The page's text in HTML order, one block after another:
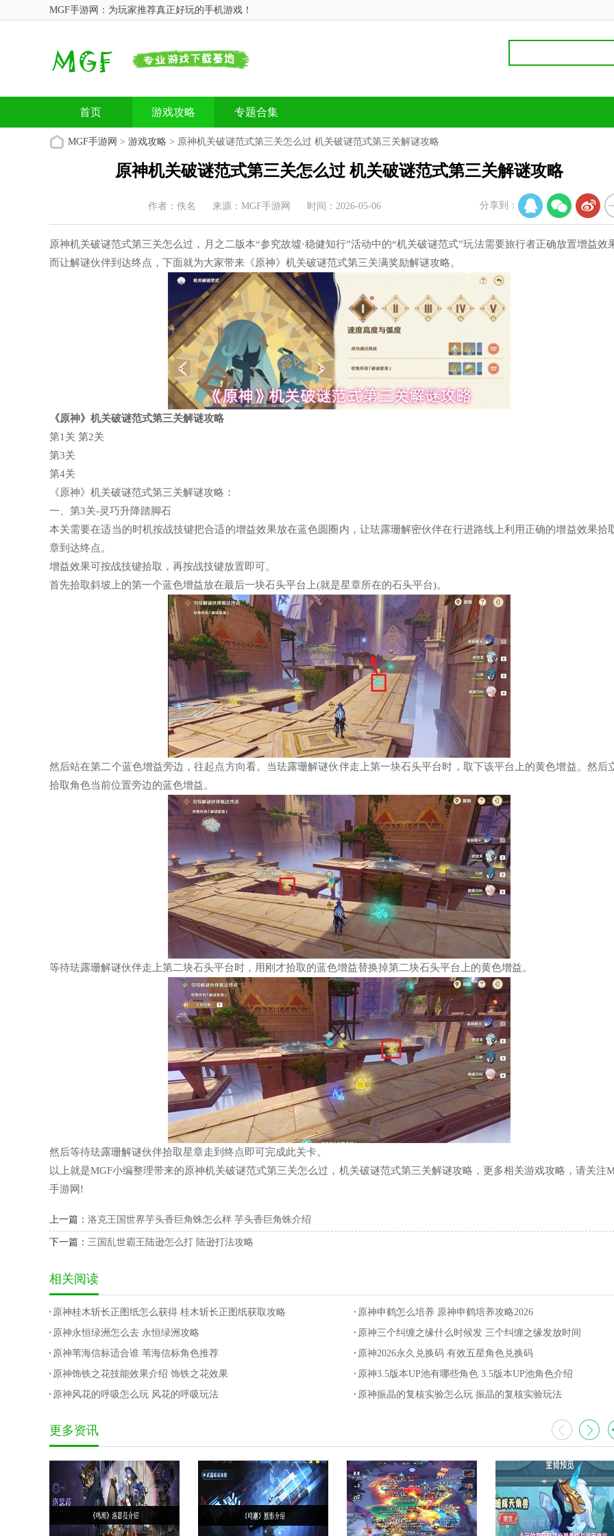
MGF手游网：为玩家推荐真正好玩的手机游戏！
首页 游戏攻略 专题合集
MGF手游网 > 游戏攻略 > 原神机关破谜范式第三关怎么过 机关破谜范式第三关解谜攻略
原神机关破谜范式第三关怎么过 机关破谜范式第三关解谜攻略
作者：佚名 来源：MGF手游网 时间：2026-05-06
原神机关破谜范式第三关怎么过，月之二版本“参究故墟·稳健知行”活动中的“机关破谜范式”玩法需要旅行者正确放置增益效
而让解谜伙伴到达终点，下面就为大家带来《原神》机关破谜范式第三关满奖励解谜攻略。
《原神》机关破谜范式第三关解谜攻略
第1关 第2关
第3关
第4关
《原神》机关破谜范式第三关解谜攻略：
一、第3关-灵巧升降踏脚石
本关需要在适当的时机按战技键把合适的增益效果放在蓝色圆圈内，让珐露珊解密伙伴在行进路线上利用正确的增益效果拾
章到达终点。
增益效果可按战技键拾取，再按战技键放置即可。
首先拾取斜坡上的第一个蓝色增益放在最后一块石头平台上(就是星章所在的石头平台)。
然后站在第二个蓝色增益旁边，往起点方向看。当珐露珊解谜伙伴走上第一块石头平台时，取下该平台上的黄色增益。然后
拾取角色当前位置旁边的蓝色增益。
等待珐露珊解谜伙伴走上第二块石头平台时，用刚才拾取的蓝色增益替换掉第二块石头平台上的黄色增益。
然后等待珐露珊解谜伙伴拾取星章走到终点即可完成此关卡。
以上就是MGF小编整理带来的原神机关破谜范式第三关怎么过，机关破谜范式第三关解谜攻略，更多相关游戏攻略，请关注
手游网!
分享到：
上一篇： 洛克王国世界芋头香巨角蛛怎么样 芋头香巨角蛛介绍
下一篇： 三国乱世霸王陆逊怎么打 陆逊打法攻略
相关阅读
原神桂木斩长正图纸怎么获得 桂木斩长正图纸获取攻略
原神申鹤怎么培养 原神申鹤培养攻略2026
原神永恒绿洲怎么去 永恒绿洲攻略
原神三个纠缠之缘什么时候发 三个纠缠之缘发放时间
原神苇海信标适合谁 苇海信标角色推荐
原神2026永久兑换码 有效五星角色兑换码
原神饰铁之花技能效果介绍 饰铁之花效果
原神3.5版本UP池有哪些角色 3.5版本UP池角色介绍
原神风花的呼吸怎么玩 风花的呼吸玩法
原神振晶的复核实验怎么玩 振晶的复核实验玩法
更多资讯